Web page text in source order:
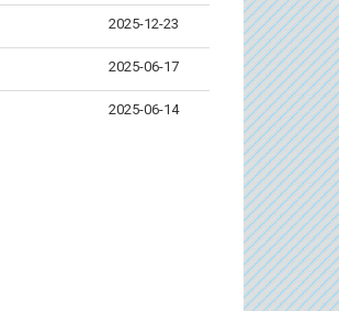
2025-12-23
2025-06-17
2025-06-14